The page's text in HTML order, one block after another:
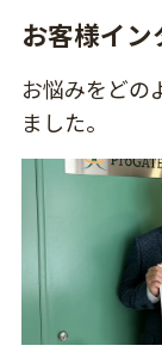
お客様イン
お悩みをどの
ました。